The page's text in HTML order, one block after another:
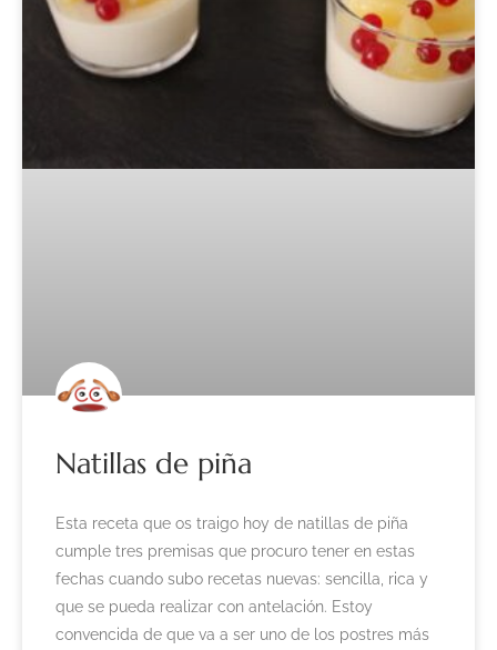
Natillas de piña
Esta receta que os traigo hoy de natillas de piña
cumple tres premisas que procuro tener en estas
fechas cuando subo recetas nuevas: sencilla, rica y
que se pueda realizar con antelación. Estoy
convencida de que va a ser uno de los postres más